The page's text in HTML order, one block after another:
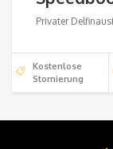
Privater
Kostenlose
Stornierung